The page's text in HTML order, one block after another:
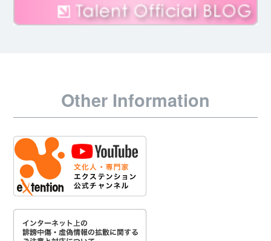
Other Information